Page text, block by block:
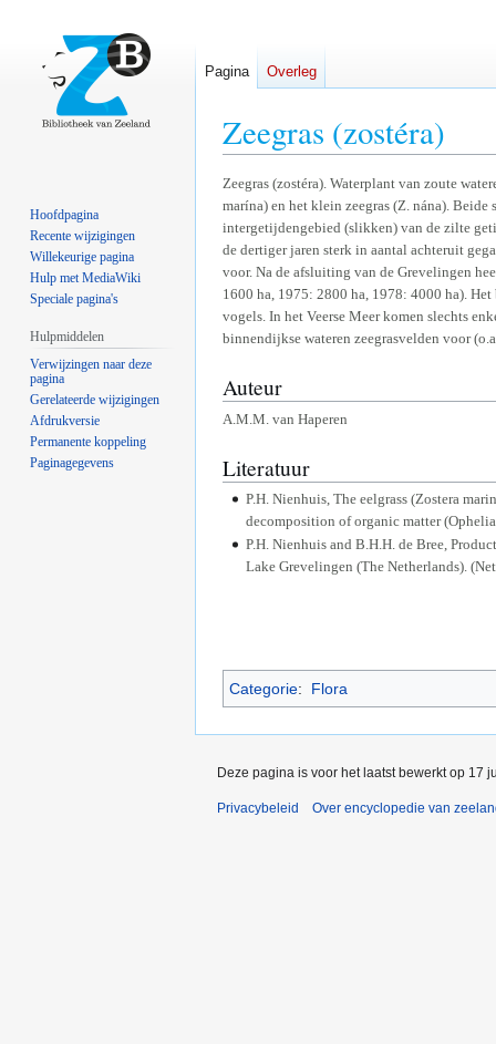
Zeegras (zostéra)
Naar
navigatie
springen
Naar
zoeken
springen
Zeegras (zostéra). Waterplant van zoute
marína) en het klein zeegras (Z. nána).
intergetijdengebied (slikken) van de zilte
de dertiger jaren sterk in aantal achteruit
voor. Na de afsluiting van de Grevelingen
1600 ha, 1975: 2800 ha, 1978: 4000 ha).
vogels. In het Veerse Meer komen slechts
binnendijkse wateren zeegrasvelden voor
Auteur
A.M.M. van Haperen
Literatuur
P.H. Nienhuis, The eelgrass (Zostera
decomposition of organic matter
P.H. Nienhuis and B.H.H. de Bree,
Lake Grevelingen (The Netherlands).
Categorie: Flora
Pagina Overleg
Hoofdpagina
Recente wijzigingen
Willekeurige pagina
Hulp met MediaWiki
Speciale pagina's
Hulpmiddelen
Verwijzingen naar deze
pagina
Gerelateerde wijzigingen
Afdrukversie
Permanente koppeling
Paginagegevens
Deze pagina is voor het laatst bewerkt op 17
Privacybeleid Over encyclopedie van